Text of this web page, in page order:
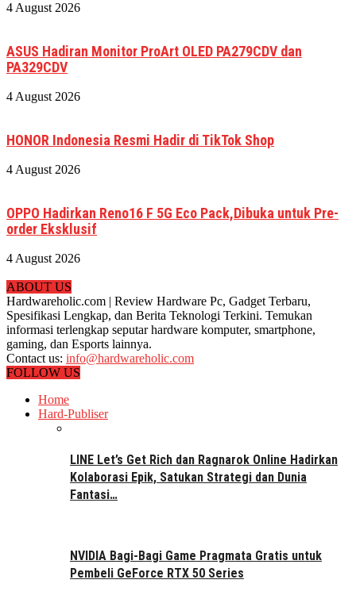
4 August 2026
ASUS Hadiran Monitor ProArt OLED PA279CDV dan
PA329CDV
4 August 2026
HONOR Indonesia Resmi Hadir di TikTok Shop
4 August 2026
OPPO Hadirkan Reno16 F 5G Eco Pack,Dibuka untuk Pre-
order Eksklusif
4 August 2026
ABOUT US
Hardwareholic.com | Review Hardware Pc, Gadget Terbaru,
Spesifikasi Lengkap, dan Berita Teknologi Terkini. Temukan
informasi terlengkap seputar hardware komputer, smartphone,
gaming, dan Esports lainnya.
Contact us: info@hardwareholic.com
FOLLOW US
Home
Hard-Publiser
LINE Let’s Get Rich dan Ragnarok Online Hadirkan
Kolaborasi Epik, Satukan Strategi dan Dunia
Fantasi…
NVIDIA Bagi-Bagi Game Pragmata Gratis untuk
Pembeli GeForce RTX 50 Series